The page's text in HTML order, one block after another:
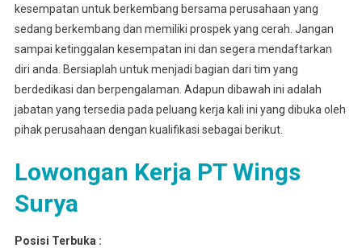
kesempatan untuk berkembang bersama perusahaan yang
sedang berkembang dan memiliki prospek yang cerah. Jangan
sampai ketinggalan kesempatan ini dan segera mendaftarkan
diri anda. Bersiaplah untuk menjadi bagian dari tim yang
berdedikasi dan berpengalaman. Adapun dibawah ini adalah
jabatan yang tersedia pada peluang kerja kali ini yang dibuka oleh
pihak perusahaan dengan kualifikasi sebagai berikut.
Lowongan Kerja PT Wings
Surya
Posisi Terbuka :